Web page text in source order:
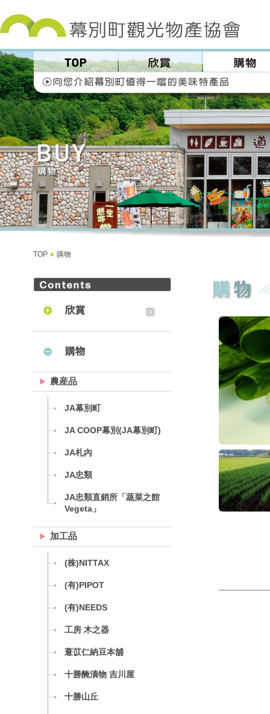
TOP 購物
農産品
JA幕別町
JA COOP幕別(JA幕別町)
JA札內
JA忠類
JA忠類直銷所「蔬菜之館
Vegeta」
加工品
(株)NITTAX
(有)PIPOT
(有)NEEDS
工房 木之器
薏苡仁納豆本舖
十勝醃漬物 吉川屋
十勝山丘